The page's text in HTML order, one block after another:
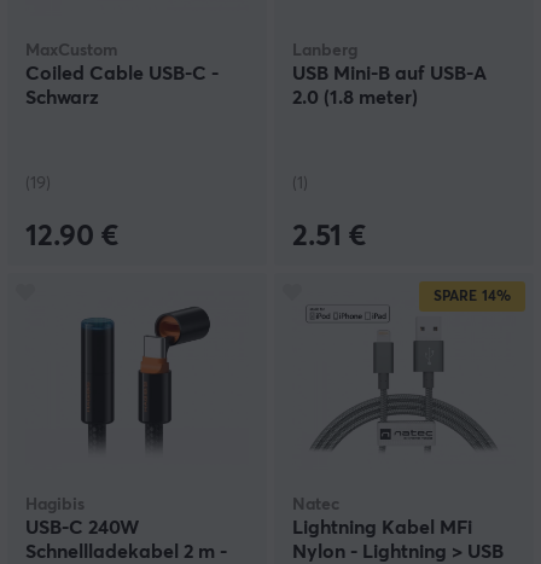
MaxCustom
Coiled Cable USB-C -
Schwarz
(19)
12.90 €
Lanberg
USB Mini-B auf USB-A
2.0 (1.8 meter)
(1)
2.51 €
Hagibis
USB-C 240W
Schnellladekabel 2 m -
SPARE 14%
Natec
Lightning Kabel MFi
Nylon - Lightning > USB